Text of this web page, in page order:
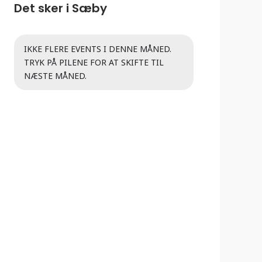
Det sker i Sæby
IKKE FLERE EVENTS I DENNE MÅNED.
TRYK PÅ PILENE FOR AT SKIFTE TIL
NÆSTE MÅNED.